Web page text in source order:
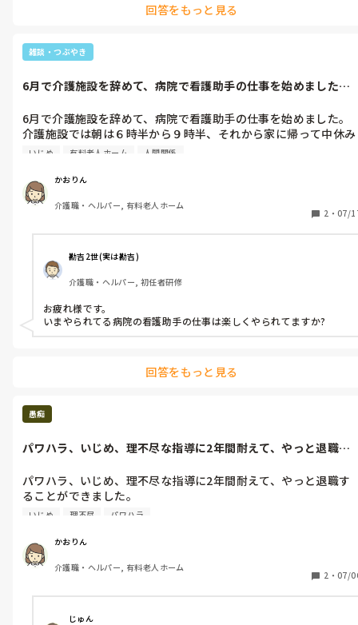
回答をもっと見る
雑談・つぶやき
6月で介護施設を辞めて、病院で看護助手の仕事を始めました。
6月で介護施設を辞めて、病院で看護助手の仕事を始めました。
介護施設では朝は６時半から９時半、それから家に帰って中休み
をして１５時半から夜の９時まで勤めてました。我ながらいじめ
質問があるわけではありませんが、大変な職場でした。
いじめ 有料老人ホーム 人間関係
かおりん
介護職・ヘルパー, 有料老人ホーム
2 ・ 07/
勘吉2世(実は勘吉)
介護職・ヘルパー, 初任者研修
お疲れ様です。
いまやられてる病院の看護助手の仕事は楽しくやられてますか?
回答をもっと見る
愚痴
パワハラ、いじめ、理不尽な指導に2年間耐えて、やっと退職す
パワハラ、いじめ、理不尽な指導に2年間耐えて、やっと退職す
ることができました。
清々しています。
人がいないからの理由で、具合が悪くても出勤し、父の葬儀にも
行けず、ひどい目に合いました。
本当に辞めて良かったです。
いじめ 理不尽 パワハラ
かおりん
介護職・ヘルパー, 有料老人ホーム
2 ・ 07/
じゅん